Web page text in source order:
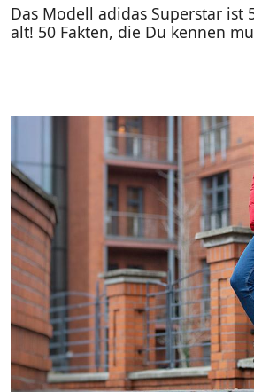
Das Modell adidas Superstar ist
alt! 50 Fakten, die Du kennen